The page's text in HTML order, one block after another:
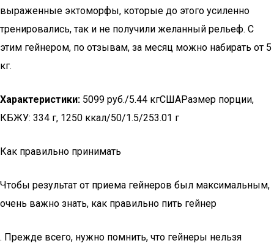
выраженные эктоморфы, которые до этого усиленно
тренировались, так и не получили желанный рельеф. С
этим гейнером, по отзывам, за месяц можно набирать от 5
кг.
Характеристики: 5099 руб./5.44 кгСШАРазмер порции,
КБЖУ: 334 г, 1250 ккал/50/1.5/253.01 г
Как правильно принимать
Чтобы результат от приема гейнеров был максимальным,
очень важно знать, как правильно пить гейнер
. Прежде всего, нужно помнить, что гейнеры нельзя